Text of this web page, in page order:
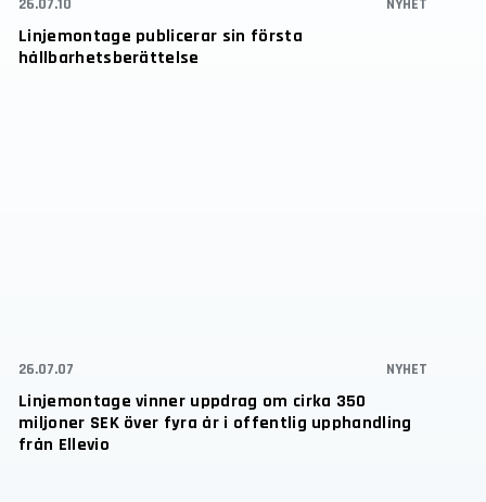
Linjemontage publicerar sin första
hållbarhetsberättelse
26.07.10 NYHET
Linjemontage vinner uppdrag om cirka 350
miljoner SEK över fyra år i offentlig upphandling
från Ellevio
26.07.07 NYHET